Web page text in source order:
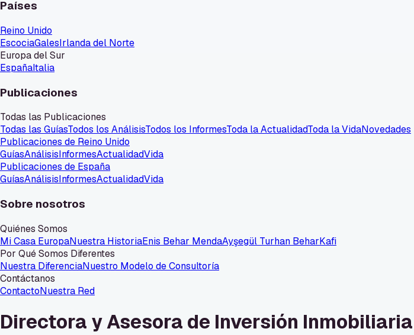
Países
Reino Unido
EscociaGalesIrlanda del Norte
Europa del Sur
EspañaItalia
Publicaciones
Todas las Publicaciones
Todas las GuíasTodos los AnálisisTodos los InformesToda la ActualidadToda la VidaNovedades
Publicaciones de Reino Unido
GuíasAnálisisInformesActualidadVida
Publicaciones de España
GuíasAnálisisInformesActualidadVida
Sobre nosotros
Quiénes Somos
Mi Casa EuropaNuestra HistoriaEnis Behar MendaAyşegül Turhan BeharKafi
Por Qué Somos Diferentes
Nuestra DiferenciaNuestro Modelo de Consultoría
Contáctanos
ContactoNuestra Red
Directora y Asesora de Inversión Inmobiliaria